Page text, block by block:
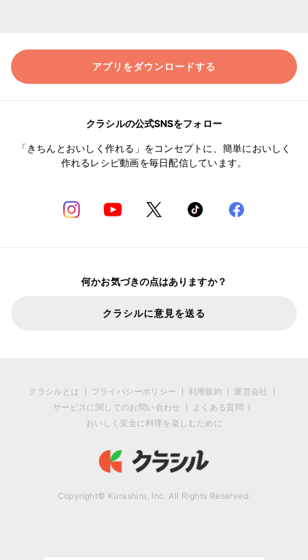
アプリをダウンロードする
クラシルの公式SNSをフォロー
「きちんとおいしく作れる」をコンセプトに、簡単においしく
作れるレシピ動画を毎日配信しています。
何かお気づきの点はありますか？
クラシルに意見を送る
クラシルとは プライバシーポリシー 利用規約
運営会社
サービスに関してのお問い合わせ
よくある質問
おいしく安全に料理を楽しむために
Copyright© Kurashiru, Inc. All Rights Reserved.